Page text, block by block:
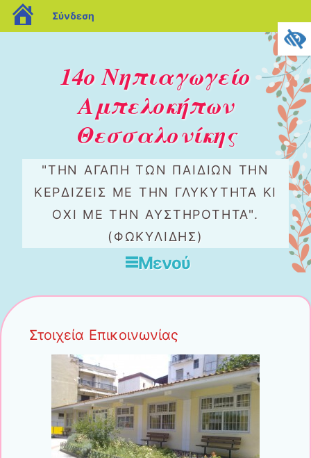
14ο Νηπιαγωγείο
Αμπελοκήπων
Θεσσαλονίκης
"ΤΗΝ ΑΓΆΠΗ ΤΩΝ ΠΑΙΔΙΏΝ ΤΗΝ
ΚΕΡΔΊΖΕΙΣ ΜΕ ΤΗΝ ΓΛΥΚΎΤΗΤΑ ΚΙ
ΌΧΙ ΜΕ ΤΗΝ ΑΥΣΤΗΡΌΤΗΤΑ".
(ΦΩΚΥΛΙΔΗΣ)
Μενού
Στοιχεία Επικοινωνίας
blogs.sch.gr
Σύνδεση